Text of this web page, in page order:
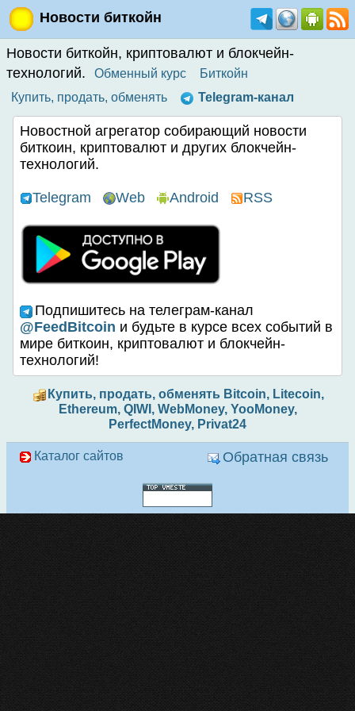
Новости биткойн
Новости биткойн, криптовалют и блокчейн-
технологий.
Обменный курс
Биткойн
Купить, продать, обменять
Telegram-канал
Новостной агрегатор собирающий новости
биткоин, криптовалют и других блокчейн-
технологий.
Telegram Web Android RSS
Подпишитесь на телеграм-канал
@FeedBitcoin и будьте в курсе всех событий в
мире биткоин, криптовалют и блокчейн-
технологий!
Купить, продать, обменять Bitcoin, Litecoin,
Ethereum, QIWI, WebMoney, YooMoney,
PerfectMoney, Privat24
Каталог сайтов Обратная связь